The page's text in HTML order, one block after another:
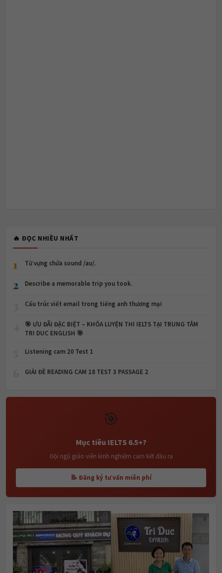
🔥 ĐỌC NHIỀU NHẤT
1 Từ vựng chứa sound /aʊ/.
2 Describe a memorable trip you took.
Cấu trúc viết email trong tiếng anh thương mại
🎯 ƯU ĐÃI ĐẶC BIỆT – KHÓA LUYỆN THI IELTS TẠI TRUNG TÂM
TRI DUC ENGLISH 🎯
Listening cam 20 Test 1
GIẢI ĐỀ READING CAM 18 TEST 3 PASSAGE 2
🎯
Mục tiêu IELTS 6.5+?
Đội ngũ giáo viên kinh nghiệm cam kết đầu ra
📝 Đăng ký tư vấn miễn phí